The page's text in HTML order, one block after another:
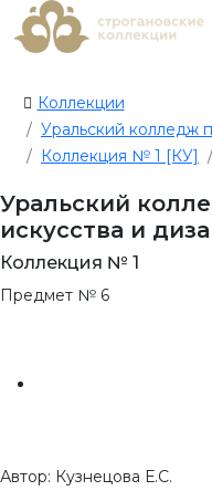
Коллекции
Уральский колледж
Коллекция № 1 [КУ]
Уральский
искусства и
Коллекция № 1
Предмет № 6
Автор: Кузнецова Е.С.